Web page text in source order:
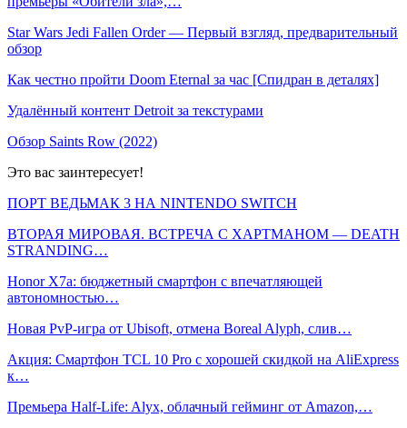
Star Wars Jedi Fallen Order — Первый взгляд, предварительный
обзор
Как честно пройти Doom Eternal за час [Спидран в деталях]
Удалённый контент Detroit за текстурами
Обзор Saints Row (2022)
Это вас заинтересует!
ПОРТ ВЕДЬМАК 3 НА NINTENDO SWITCH
ВТОРАЯ МИРОВАЯ. ВСТРЕЧА С ХАРТМАНОМ — DEATH
STRANDING…
Honor X7a: бюджетный смартфон с впечатляющей
автономностью…
Новая PvP-игра от Ubisoft, отмена Boreal Alyph, слив…
Акция: Смартфон TCL 10 Pro с хорошей скидкой на AliExpress
к…
Премьера Half-Life: Alyx, облачный гейминг от Amazon,…